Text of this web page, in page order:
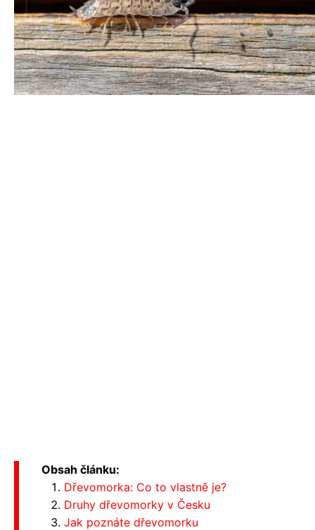
Obsah článku:
Dřevomorka: Co to vlastně je?
Druhy dřevomorky v Česku
Jak poznáte dřevomorku